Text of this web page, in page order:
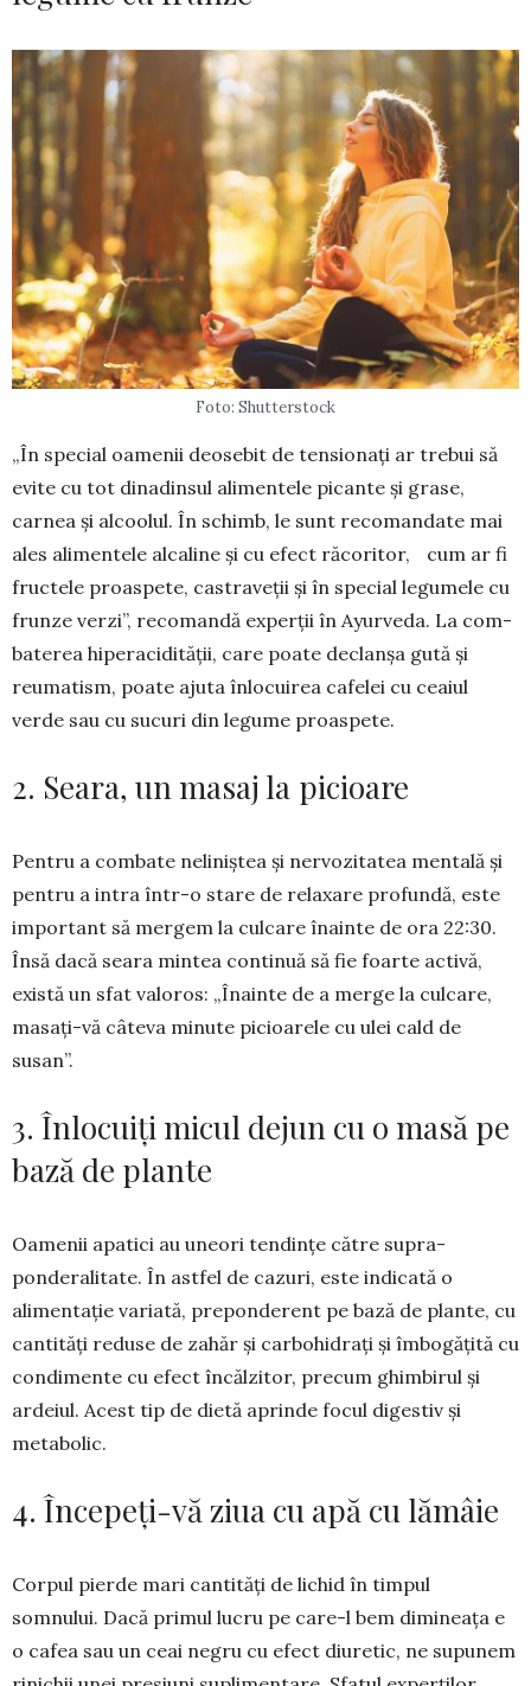
Foto: Shutterstock
„În special oamenii deosebit de tensionați ar trebui să
evite cu tot di­na­dinsul alimentele picante și grase,
carnea și alcoolul. În schimb, le sunt re­co­man­date mai
ales ali­men­tele al­caline și cu efect răco­ritor, cum ar fi
fructele proaspete, castra­veții și în special legumele cu
frun­ze verzi”, recomandă ex­perții în Ayur­veda. La com­
baterea hiperacidității, care poate declanșa gută și
reumatism, poate ajuta înlo­cuirea cafelei cu ceaiul
verde sau cu sucuri din legume proas­pete.
2. Seara, un masaj la picioare
Pentru a combate neliniștea și nervozitatea mentală și
pentru a intra într-o stare de relaxare profundă, este
important să mergem la culcare îna­inte de ora 22:30.
Însă dacă seara mintea continuă să fie foarte activă,
există un sfat va­loros: „Înainte de a merge la culcare,
masați-vă câteva minute picioarele cu ulei cald de
susan”.
3. Înlocuiți micul dejun cu o masă pe
bază de plante
Oamenii apatici au uneori tendințe către su­pra­
ponderalitate. În astfel de cazuri, este in­dicată o
alimentație variată, preponderent pe ba­ză de plante, cu
cantități reduse de za­hăr și car­bohidrați și îmbogățită cu
condi­mente cu efect în­călzitor, precum ghimbirul și
ardeiul. Acest tip de dietă aprinde focul digestiv și
meta­bolic.
4. Începeți-vă ziua cu apă cu lămâie
Corpul pierde mari cantități de lichid în tim­pul
somnului. Dacă primul lucru pe care-l bem dimineața e
o cafea sau un ceai negru cu efect diu­retic, ne supunem